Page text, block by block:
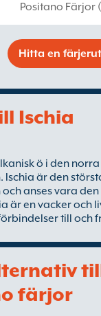
Positano Färjor
Hitta en
Ischia
ö i den
Ischia är den
anses vara
är en vacker och
till och
färjor